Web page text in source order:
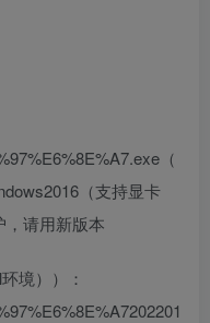
（
（支持显卡
，请用新版本
境））：